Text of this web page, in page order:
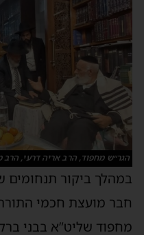
הגר״ש מחפוד, הרב אריה דרעי, הרב
במהלך ביקור
חבר מועצת חכמי
מחפוד שליט”א בבני